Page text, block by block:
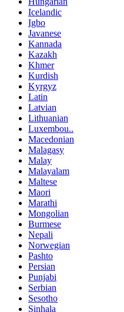
Icelandic
Igbo
Javanese
Kannada
Kazakh
Khmer
Kurdish
Kyrgyz
Latin
Latvian
Lithuanian
Luxembou..
Macedonian
Malagasy
Malay
Malayalam
Maltese
Maori
Marathi
Mongolian
Burmese
Nepali
Norwegian
Pashto
Persian
Punjabi
Serbian
Sesotho
Sinhala